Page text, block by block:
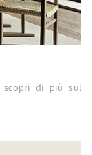
scopri di più sul